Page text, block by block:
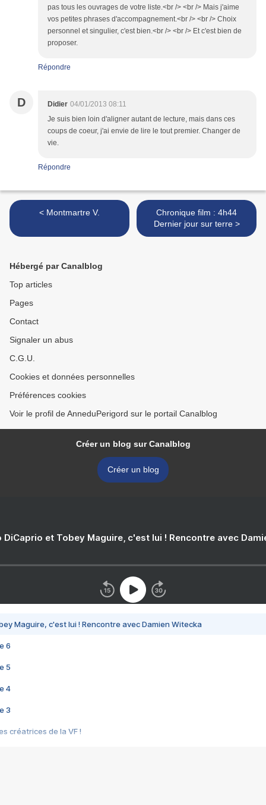
pas tous les ouvrages de votre liste.<br /> <br /> Mais j'aime
vos petites phrases d'accompagnement.<br /> <br /> Choix
personnel et singulier, c'est bien.<br /> <br /> Et c'est bien de
proposer.
Répondre
D Didier 04/01/2013 08:11
Je suis bien loin d'aligner autant de lecture, mais dans ces
coups de coeur, j'ai envie de lire le tout premier. Changer de
vie.
Répondre
< Montmartre V.
Chronique film : 4h44
Dernier jour sur terre >
Hébergé par Canalblog
Top articles
Pages
Contact
Signaler un abus
C.G.U.
Cookies et données personnelles
Préférences cookies
Voir le profil de AnneduPerigord sur le portail Canalblog
Créer un blog sur Canalblog
Créer un blog
DiCaprio et Tobey Maguire, c'est lui ! Rencontre avec
Maguire, c'est lui ! Rencontre avec Damien Witecka
6
5
4
3
créatrices de la VF !